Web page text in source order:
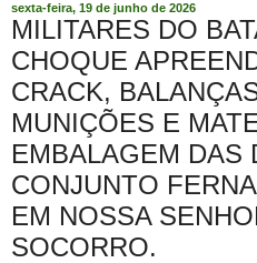
sexta-feira, 19 de junho de 2026
MILITARES DO
CHOQUE
CRACK,
MUNIÇÕES E
EMBALAGEM DAS
CONJUNTO
EM NOSSA
SOCORRO.